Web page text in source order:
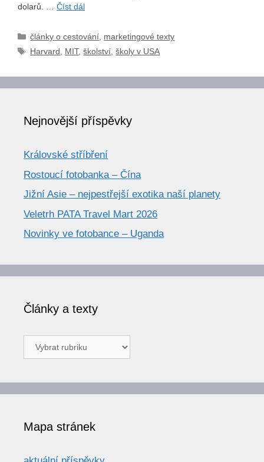
dolarů. … Číst dál
Rubriky
články o cestování, marketingové texty
Štítky
Harvard, MIT,školství,školy v USA
Nejnovější příspěvky
Královské stříbření
Rostoucí fotobanka – Čína
Jižní Asie – nejpestřejší exotika naší planety
Veletrh PATA Travel Mart 2026
Novinky ve fotobance – Uganda
Články a texty
Články
a
Mapa stránek